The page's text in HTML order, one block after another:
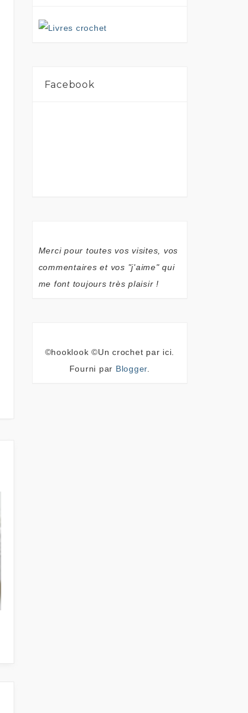
Facebook
Merci pour toutes vos visites, vos
commentaires et vos "j'aime" qui
me font toujours très plaisir !
©hooklook ©Un crochet par ici.
Fourni par Blogger